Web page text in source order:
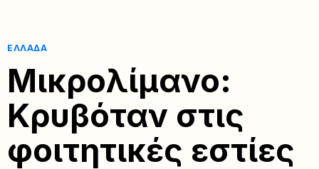
ΕΛΛΆΔΑ
Μικρολίμανο:
Κρυβόταν στις
φοιτητικές εστίες